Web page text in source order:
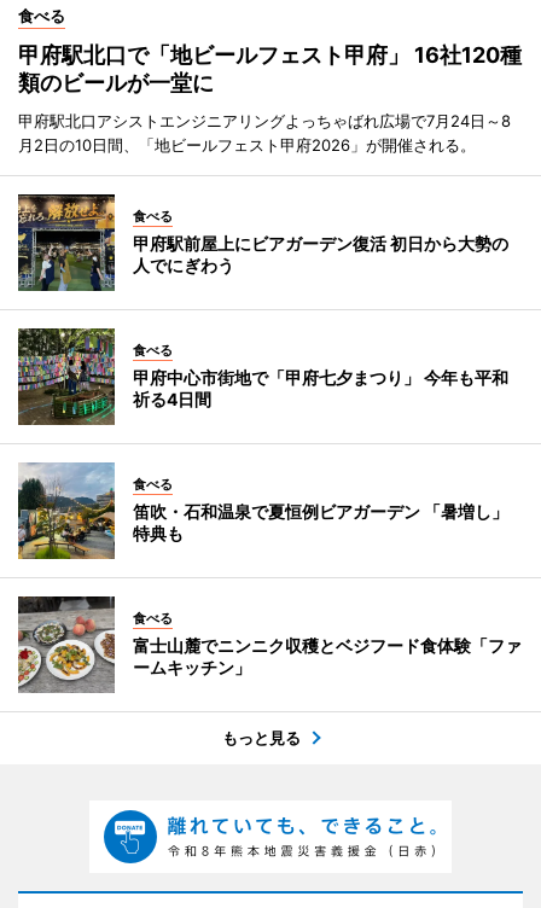
食べる
甲府駅北口で「地ビールフェスト甲府」 16社120種
類のビールが一堂に
甲府駅北口アシストエンジニアリングよっちゃばれ広場で7月24日～8
月2日の10日間、「地ビールフェスト甲府2026」が開催される。
食べる
甲府駅前屋上にビアガーデン復活 初日から大勢の
人でにぎわう
食べる
甲府中心市街地で「甲府七夕まつり」 今年も平和
祈る4日間
食べる
笛吹・石和温泉で夏恒例ビアガーデン 「暑増し」
特典も
食べる
富士山麓でニンニク収穫とベジフード食体験「ファ
ームキッチン」
もっと見る